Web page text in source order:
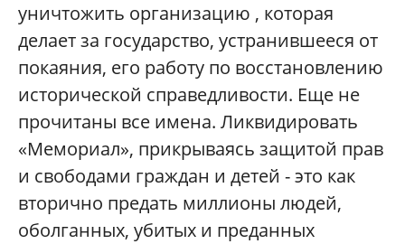
уничтожить организацию , которая
делает за государство, устранившееся от
покаяния, его работу по восстановлению
исторической справедливости. Еще не
прочитаны все имена. Ликвидировать
«Мемориал», прикрываясь защитой прав
и свободами граждан и детей - это как
вторично предать миллионы людей,
оболганных, убитых и преданных